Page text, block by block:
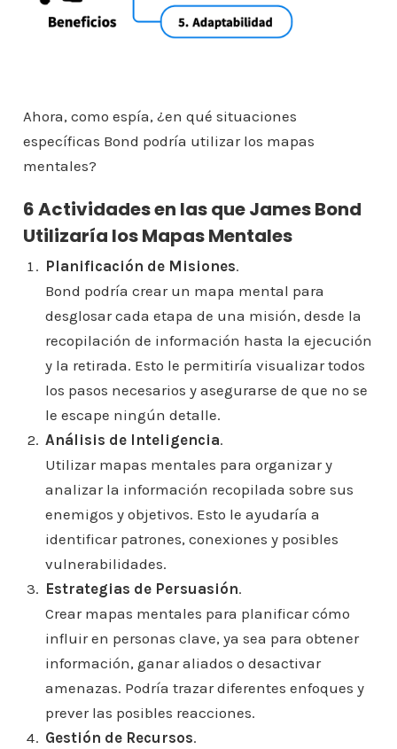
Ahora, como espía, ¿en qué situaciones
específicas Bond podría utilizar los mapas
mentales?
6 Actividades en las que James Bond
Utilizaría los Mapas Mentales
Planificación de Misiones.
Bond podría crear un mapa mental para
desglosar cada etapa de una misión, desde la
recopilación de información hasta la ejecución
y la retirada. Esto le permitiría visualizar todos
los pasos necesarios y asegurarse de que no se
le escape ningún detalle.
Análisis de Inteligencia.
Utilizar mapas mentales para organizar y
analizar la información recopilada sobre sus
enemigos y objetivos. Esto le ayudaría a
identificar patrones, conexiones y posibles
vulnerabilidades.
Estrategias de Persuasión.
Crear mapas mentales para planificar cómo
influir en personas clave, ya sea para obtener
información, ganar aliados o desactivar
amenazas. Podría trazar diferentes enfoques y
prever las posibles reacciones.
Gestión de Recursos.